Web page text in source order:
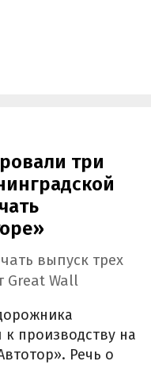
три
выпуск трех
Great Wall
производству на
Речь о